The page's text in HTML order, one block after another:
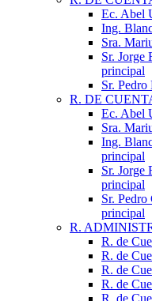
Ec. Abel
Ing.
Sra.
Sr. Jorge
principal
Sr.
R. DE
Ec. Abel
Sra.
Ing.
principal
Sr. Jorge
principal
Sr.
principal
R.
R. de
R. de
R. de
R. de
R. de